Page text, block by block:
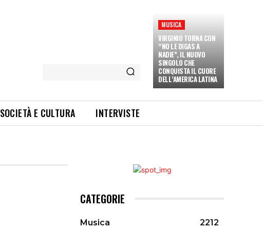
MUSICA
VIRGINIO TORNA CON
“NO LE DIGAS A
NADIE”, IL NUOVO
SINGOLO CHE
CONQUISTA IL CUORE
DELL’AMERICA LATINA
SOCIETÀ E CULTURA INTERVISTE
CATEGORIE
Musica
2212